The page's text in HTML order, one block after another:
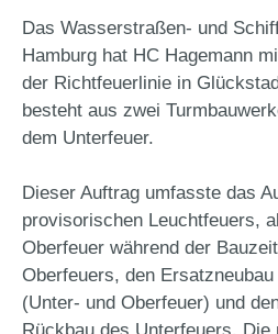
Das Wasserstraßen- und
Hamburg hat HC Hagemann
der Richtfeuerlinie in
besteht aus zwei
dem Unterfeuer.
Dieser Auftrag umfasste das
provisorischen Leuchtfeuers,
Oberfeuer während der
Oberfeuers, den
(Unter- und Oberfeuer) und